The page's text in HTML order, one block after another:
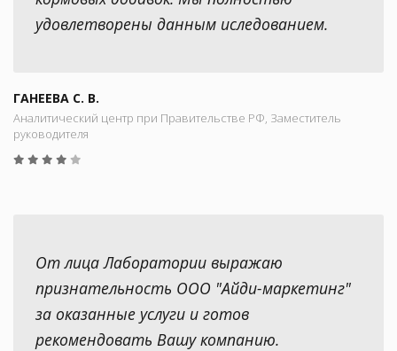
удовлетворены данным иследованием.
ГАНЕЕВА С. В.
Аналитический центр при Правительстве РФ, Заместитель
руководителя
От лица Лаборатории выражаю
признательность ООО "Айди-маркетинг"
за оказанные услуги и готов
рекомендовать Вашу компанию.